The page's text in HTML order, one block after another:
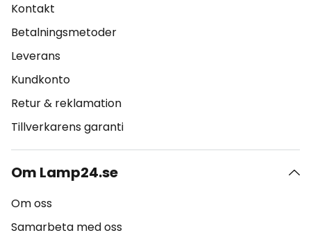
Kontakt
Betalningsmetoder
Leverans
Kundkonto
Retur & reklamation
Tillverkarens garanti
Om Lamp24.se
Om oss
Samarbeta med oss